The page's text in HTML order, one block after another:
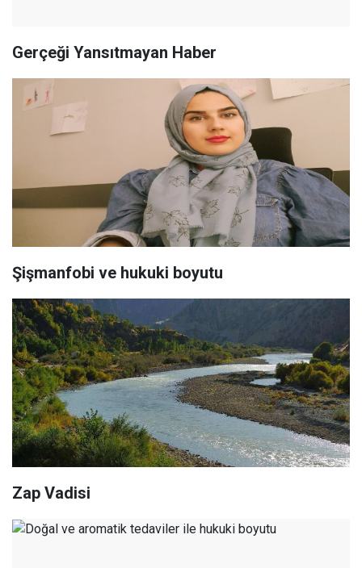
Gerçeği Yansıtmayan Haber
Şişmanfobi ve hukuki boyutu
Zap Vadisi